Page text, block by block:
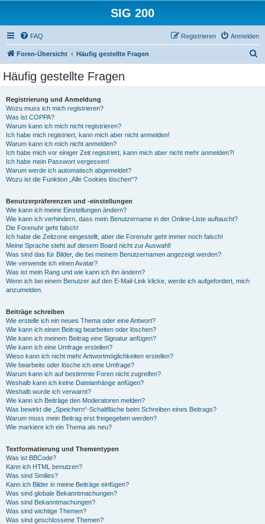
SIG 200
FAQ Anmelden
Registrieren
Foren-Übersicht Häufig gestellte Fragen
Häufig gestellte Fragen
Registrierung und Anmeldung
Wozu muss ich mich registrieren?
Was ist COPPA?
Warum kann ich mich nicht registrieren?
Ich habe mich registriert, kann mich aber nicht anmelden!
Warum kann ich mich nicht anmelden?
Ich habe mich vor einiger Zeit registriert, kann mich aber nicht mehr anmelden?!
Ich habe mein Passwort vergessen!
Warum werde ich automatisch abgemeldet?
Wozu ist die Funktion „Alle Cookies löschen“?
Benutzerpräferenzen und -einstellungen
Wie kann ich meine Einstellungen ändern?
Wie kann ich verhindern, dass mein Benutzername in der Online-Liste auftaucht?
Die Forenuhr geht falsch!
Ich habe die Zeitzone eingestellt, aber die Forenuhr geht immer noch falsch!
Meine Sprache steht auf diesem Board nicht zur Auswahl!
Was sind das für Bilder, die bei meinem Benutzernamen angezeigt werden?
Wie verwende ich einen Avatar?
Was ist mein Rang und wie kann ich ihn ändern?
Wenn ich bei einem Benutzer auf den E-Mail-Link klicke, werde ich aufgefordert, mich
anzumelden.
Beiträge schreiben
Wie erstelle ich ein neues Thema oder eine Antwort?
Wie kann ich einen Beitrag bearbeiten oder löschen?
Wie kann ich meinem Beitrag eine Signatur anfügen?
Wie kann ich eine Umfrage erstellen?
Wieso kann ich nicht mehr Antwortmöglichkeiten erstellen?
Wie bearbeite oder lösche ich eine Umfrage?
Warum kann ich auf bestimmte Foren nicht zugreifen?
Weshalb kann ich keine Dateianhänge anfügen?
Weshalb wurde ich verwarnt?
Wie kann ich Beiträge den Moderatoren melden?
Was bewirkt die „Speichern“-Schaltfläche beim Schreiben eines Beitrags?
Warum muss mein Beitrag erst freigegeben werden?
Wie markiere ich ein Thema als neu?
Textformatierung und Thementypen
Was ist BBCode?
Kann ich HTML benutzen?
Was sind Smilies?
Kann ich Bilder in meine Beiträge einfügen?
Was sind globale Bekanntmachungen?
Was sind Bekanntmachungen?
Was sind wichtige Themen?
Was sind geschlossene Themen?